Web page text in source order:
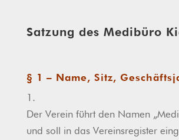
Satzung des Medibüro
§ 1 – Name, Sitz,
1.
Der Verein führt den Namen
und soll in das Vereinsregister